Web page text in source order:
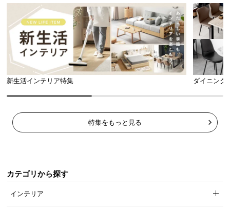
新生活インテリア特集 ダイニング
特集をもっと見る
カテゴリから探す
インテリア